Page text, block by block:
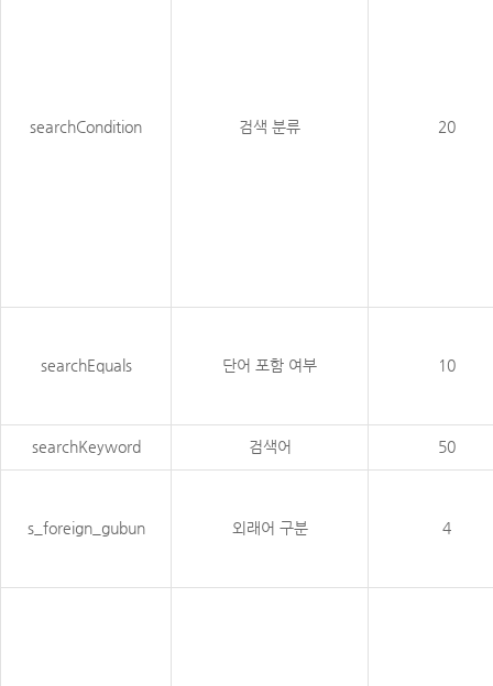
searchCondition 검색 분류 20
searchEquals 단어 포함 여부 10
searchKeyword 검색어 50
s_foreign_gubun 외래어 구분 4